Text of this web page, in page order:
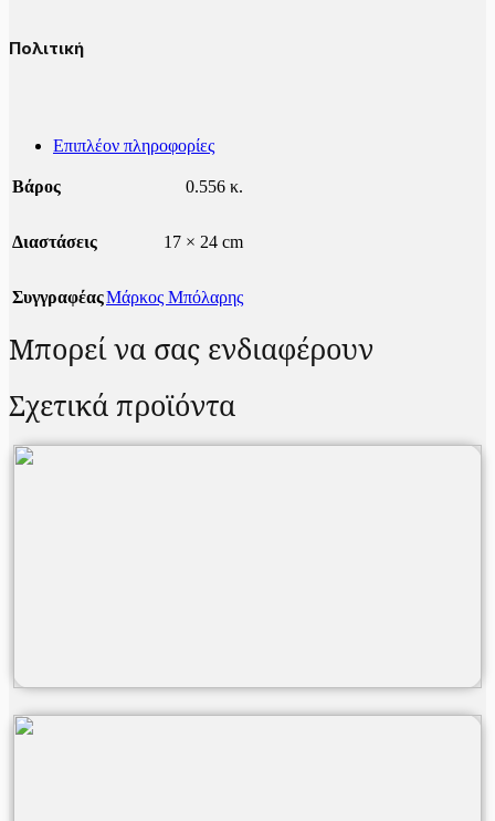
Πολιτική
Επιπλέον πληροφορίες
Βάρος 0.556 κ.
Διαστάσεις 17 × 24 cm
ΣυγγραφέαςΜάρκος Μπόλαρης
Μπορεί να σας ενδιαφέρουν
Σχετικά προϊόντα